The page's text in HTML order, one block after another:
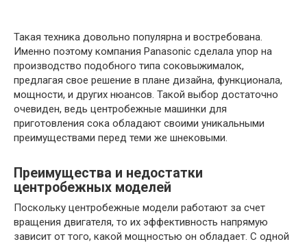
Такая техника довольно популярна и востребована.
Именно поэтому компания Panasonic сделала упор на
производство подобного типа соковыжималок,
предлагая свое решение в плане дизайна, функционала,
мощности, и других нюансов. Такой выбор достаточно
очевиден, ведь центробежные машинки для
приготовления сока обладают своими уникальными
преимуществами перед теми же шнековыми.
Преимущества и недостатки
центробежных моделей
Поскольку центробежные модели работают за счет
вращения двигателя, то их эффективность напрямую
зависит от того, какой мощностью он обладает. С одной